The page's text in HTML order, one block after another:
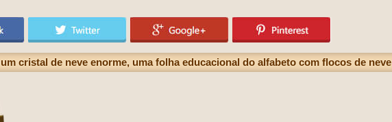
cristal de neve enorme, uma folha educacional do alfabeto com flocos de neve